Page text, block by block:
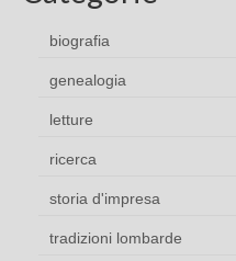
biografia
genealogia
letture
ricerca
storia d'impresa
tradizioni lombarde